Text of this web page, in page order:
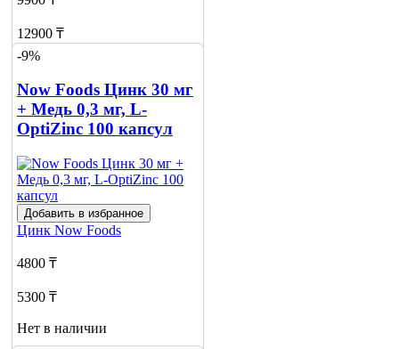
12900 ₸
Нет в наличии
Сообщить
о наличии
1
-9%
Now Foods Цинк 30 мг
+ Медь 0,3 мг, L-
OptiZinc 100 капсул
Добавить в избранное
Цинк Now Foods
4800 ₸
5300 ₸
Нет в наличии